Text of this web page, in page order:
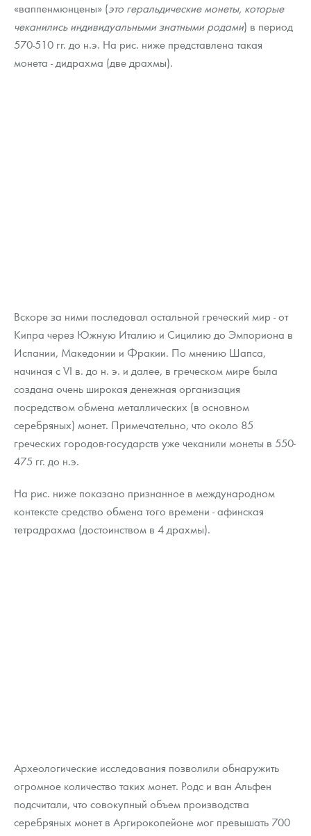
«ваппенмюнцены» (это геральдические монеты, которые
чеканились индивидуальными знатными родами) в период
570-510 гг. до н.э. На рис. ниже представлена такая
монета - дидрахма (две драхмы).
Вскоре за ними последовал остальной греческий мир - от
Кипра через Южную Италию и Сицилию до Эмпориона в
Испании, Македонии и Фракии. По мнению Шапса,
начиная с VI в. до н. э. и далее, в греческом мире была
создана очень широкая денежная организация
посредством обмена металлических (в основном
серебряных) монет. Примечательно, что около 85
греческих городов-государств уже чеканили монеты в 550-
475 гг. до н.э.
На рис. ниже показано признанное в международном
контексте средство обмена того времени - афинская
тетрадрахма (достоинством в 4 драхмы).
Археологические исследования позволили обнаружить
огромное количество таких монет. Родс и ван Альфен
подсчитали, что совокупный объем производства
серебряных монет в Аргирокопейоне мог превышать 700